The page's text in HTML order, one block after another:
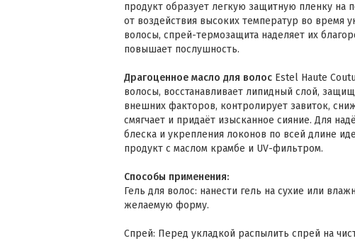
продукт образует легкую защитную пленку на
от воздействия высоких температур во время
волосы, спрей-термозащита наделяет их
повышает послушность.
Драгоценное масло для волос Estel Haute
волосы, восстанавливает липидный слой,
внешних факторов, контролирует завиток,
смягчает и придаёт изысканное сияние. Для
блеска и укрепления локонов по всей длине
продукт с маслом крамбе и UV-фильтром.
Способы применения:
Гель для волос: нанести гель на сухие или
желаемую форму.
Спрей: Перед укладкой распылить спрей на